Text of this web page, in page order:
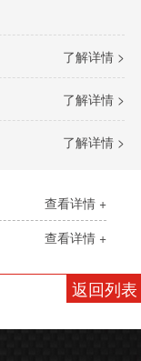
了解详情 >
了解详情 >
了解详情 >
查看详情 +
查看详情 +
返回列表